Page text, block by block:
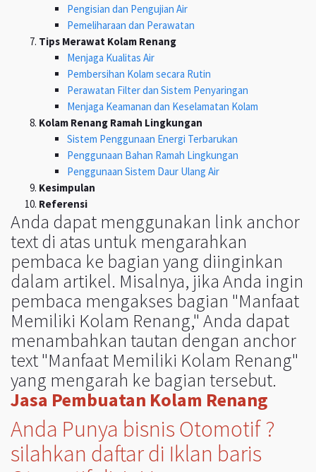
Pengisian dan Pengujian Air
Pemeliharaan dan Perawatan
Tips Merawat Kolam Renang
Menjaga Kualitas Air
Pembersihan Kolam secara Rutin
Perawatan Filter dan Sistem Penyaringan
Menjaga Keamanan dan Keselamatan Kolam
Kolam Renang Ramah Lingkungan
Sistem Penggunaan Energi Terbarukan
Penggunaan Bahan Ramah Lingkungan
Penggunaan Sistem Daur Ulang Air
Kesimpulan
Referensi
Anda dapat menggunakan link anchor
text di atas untuk mengarahkan
pembaca ke bagian yang diinginkan
dalam artikel. Misalnya, jika Anda ingin
pembaca mengakses bagian "Manfaat
Memiliki Kolam Renang," Anda dapat
menambahkan tautan dengan anchor
text "Manfaat Memiliki Kolam Renang"
yang mengarah ke bagian tersebut.
Jasa Pembuatan Kolam Renang
Anda Punya bisnis Otomotif ?
silahkan daftar di Iklan baris